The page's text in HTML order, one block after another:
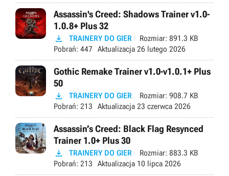
Assassin's Creed: Shadows Trainer v1.0-
1.0.8+ Plus 32
 TRAINERY DO GIER Rozmiar: 891.3 KB
Pobrań: 447 Aktualizacja 26 lutego 2026
Gothic Remake Trainer v1.0-v1.0.1+ Plus
50
 TRAINERY DO GIER Rozmiar: 908.7 KB
Pobrań: 213 Aktualizacja 23 czerwca 2026
Assassin’s Creed: Black Flag Resynced
Trainer 1.0+ Plus 30
 TRAINERY DO GIER Rozmiar: 883.3 KB
Pobrań: 213 Aktualizacja 10 lipca 2026